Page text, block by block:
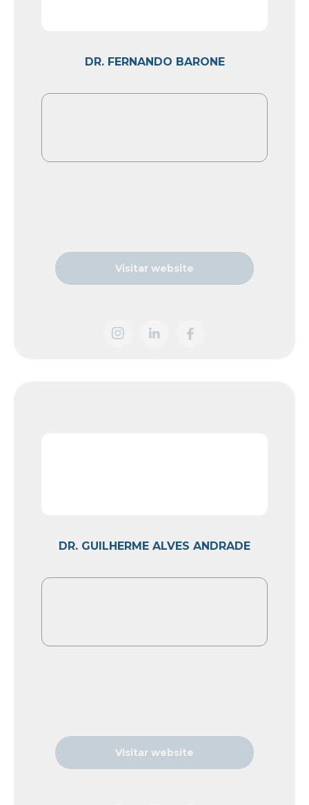
DR. FERNANDO BARONE
Visitar website
DR. GUILHERME ALVES ANDRADE
Visitar website